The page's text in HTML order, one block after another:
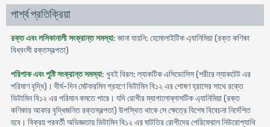
পার্শ্ব প্রতিক্রিয়া
রক্ত এবং লসিকানালী সংক্রান্ত সমস্যা: জানা যায়নি: হেমোলাইটিক এ্যানিমিয়া (রক্ত কণিকা
বিধ্বংসী রক্তস্বল্পতা)
পরিপাক এবং পুষ্টি সংক্রান্ত সমস্যা: খুবই বিরল: ল্যাকটিক এসিডোসিস (শরীরে ল্যাকটেট এর
পরিমাণ বৃদ্ধি)। দীর্ঘ-দিন মেটফরমিন গ্রহণে ভিটামিন বি১২ এর শোষণ হ্রাসের সাথে রক্তে
ভিটামিন বি১২ এর পরিমান কমতে পারে। যদি রোগীর ম্যাগালোব্লাসটিক এ্যানিমিয়া (রক্ত
কণিকার আকার বৃদ্ধিজনিত রক্তস্বল্পতা) উপস্থিত থাকে সে ক্ষেত্রে বিশেষ বিবেচনা নির্দেশিত
হবে। বিক্রয় পরবর্তী অভিজ্ঞতায় ভিটামিন বি১২ এর ঘাটতির রোগীদের পেরিফেরাল নিউরোপ্যাথি